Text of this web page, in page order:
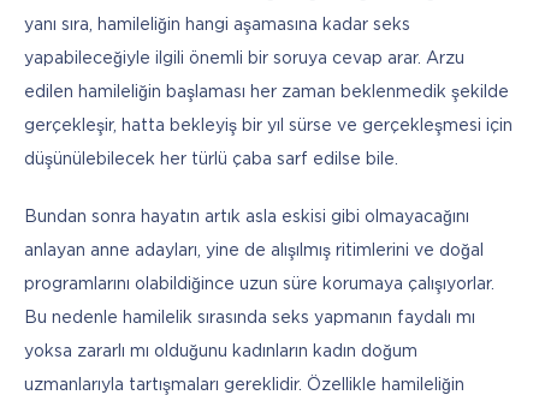
yanı sıra, hamileliğin hangi aşamasına kadar seks
yapabileceğiyle ilgili önemli bir soruya cevap arar. Arzu
edilen hamileliğin başlaması her zaman beklenmedik şekilde
gerçekleşir, hatta bekleyiş bir yıl sürse ve gerçekleşmesi için
düşünülebilecek her türlü çaba sarf edilse bile.
Bundan sonra hayatın artık asla eskisi gibi olmayacağını
anlayan anne adayları, yine de alışılmış ritimlerini ve doğal
programlarını olabildiğince uzun süre korumaya çalışıyorlar.
Bu nedenle hamilelik sırasında seks yapmanın faydalı mı
yoksa zararlı mı olduğunu kadınların kadın doğum
uzmanlarıyla tartışmaları gereklidir. Özellikle hamileliğin